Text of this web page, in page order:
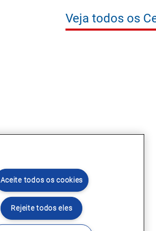
Veja todos os
Aceite todos os cookies
Rejeite todos eles